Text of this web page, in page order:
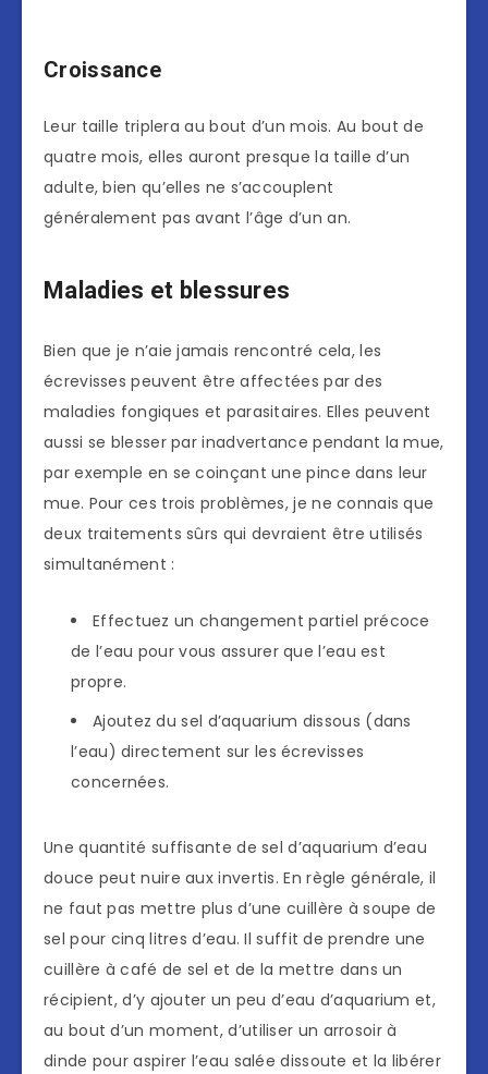
Croissance
Leur taille triplera au bout d’un mois. Au bout de
quatre mois, elles auront presque la taille d’un
adulte, bien qu’elles ne s’accouplent
généralement pas avant l’âge d’un an.
Maladies et blessures
Bien que je n’aie jamais rencontré cela, les
écrevisses peuvent être affectées par des
maladies fongiques et parasitaires. Elles peuvent
aussi se blesser par inadvertance pendant la mue,
par exemple en se coinçant une pince dans leur
mue. Pour ces trois problèmes, je ne connais que
deux traitements sûrs qui devraient être utilisés
simultanément :
Effectuez un changement partiel précoce
de l’eau pour vous assurer que l’eau est
propre.
Ajoutez du sel d’aquarium dissous (dans
l’eau) directement sur les écrevisses
concernées.
Une quantité suffisante de sel d’aquarium d’eau
douce peut nuire aux invertis. En règle générale, il
ne faut pas mettre plus d’une cuillère à soupe de
sel pour cinq litres d’eau. Il suffit de prendre une
cuillère à café de sel et de la mettre dans un
récipient, d’y ajouter un peu d’eau d’aquarium et,
au bout d’un moment, d’utiliser un arrosoir à
dinde pour aspirer l’eau salée dissoute et la libérer